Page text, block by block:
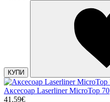
КУПИ
Аксесоар Laserliner MicroTop 70
41.59€